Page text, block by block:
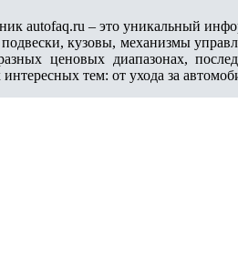
autofaq.ru – это уникальный
подвески, кузовы, механизмы
ценовых диапазонах,
тем: от ухода за